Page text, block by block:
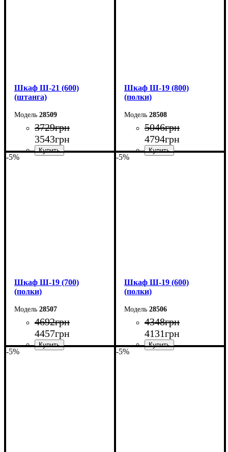
Шкаф Ш-21 (600)
(штанга)
28509
3729грн
3543грн
Шкаф Ш-19 (800)
(полки)
28508
5046грн
4794грн
-5%
Шкаф Ш-19 (700)
(полки)
28507
4692грн
4457грн
-5%
Шкаф Ш-19 (600)
(полки)
28506
4348грн
4131грн
-5% -5%